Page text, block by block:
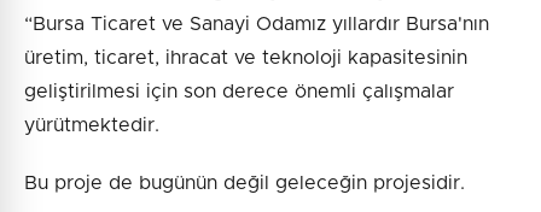
“Bursa Ticaret ve Sanayi Odamız yıllardır Bursa'nın
üretim, ticaret, ihracat ve teknoloji kapasitesinin
geliştirilmesi için son derece önemli çalışmalar
yürütmektedir.
Bu proje de bugünün değil geleceğin projesidir.